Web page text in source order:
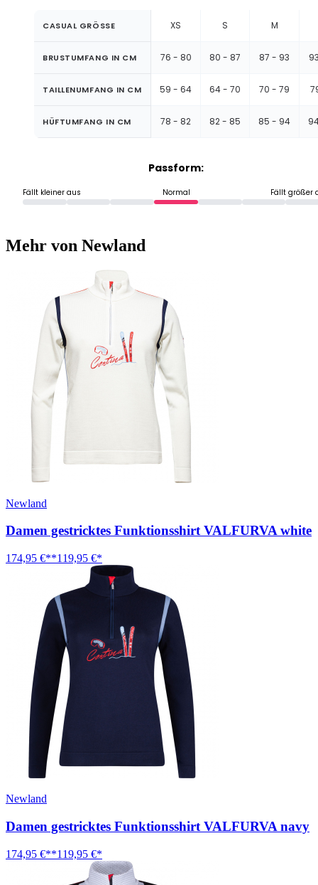
CASUAL GRÖSSE XS S M
BRUSTUMFANG IN CM 76 - 80 80 - 87 87 - 93
TAILLENUMFANG IN CM 59 - 64 64 - 70 70 - 79
HÜFTUMFANG IN CM 78 - 82 82 - 85 85 - 94
Passform:
Fällt kleiner aus Normal Fällt größer
Mehr von Newland
Newland
Damen gestricktes Funktionsshirt VALFURVA white
174,95 €**119,95 €*
Newland
Damen gestricktes Funktionsshirt VALFURVA navy
174,95 €**119,95 €*